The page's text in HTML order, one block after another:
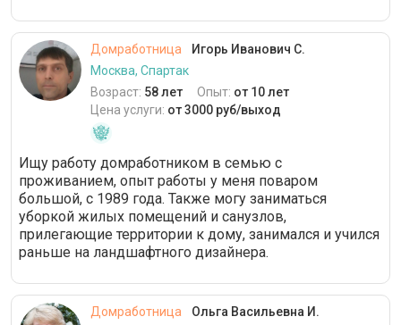
Домработница
Игорь Иванович С.
Москва, Спартак
Возраст: 58 лет Опыт: от 10 лет
Цена услуги: от 3000 руб/выход
Ищу работу домработником в семью с
проживанием, опыт работы у меня поваром
большой, с 1989 года. Также могу заниматься
уборкой жилых помещений и санузлов,
прилегающие территории к дому, занимался и учился
раньше на ландшафтного дизайнера.
Домработница
Ольга Васильевна И.